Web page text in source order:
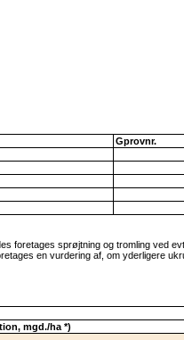
Gprovnr.
foretages sprøjtning og tromling ved
en vurdering af, om yderligere
mgd./ha *)